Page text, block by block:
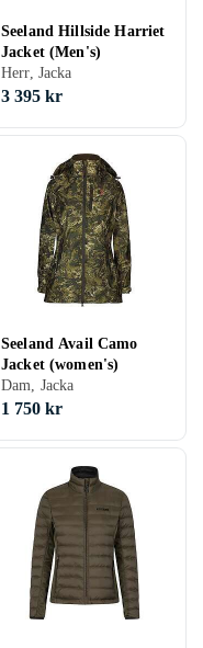
Seeland Hillside Harriet
Jacket (Men's)
Herr, Jacka
3 395 kr
Seeland Avail Camo
Jacket (women's)
Dam, Jacka
1 750 kr